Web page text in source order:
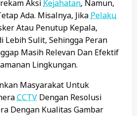
AksiKejahatan, Namun,
Ada. Misalnya, JikaPelaku
Atau Penutup Kepala,
Lebih Sulit, Sehingga Peran
Masih Relevan Dan Efektif
Lingkungan.
Masyarakat Untuk
CCTV Dengan Resolusi
Dengan Kualitas Gambar